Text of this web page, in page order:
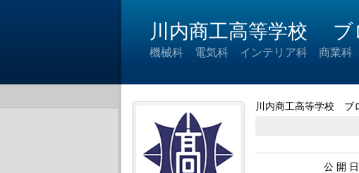
川内商工高等学校 ブ
機械科 電気科 インテリア科 商業科
川内商工高等学校 ブ
公開